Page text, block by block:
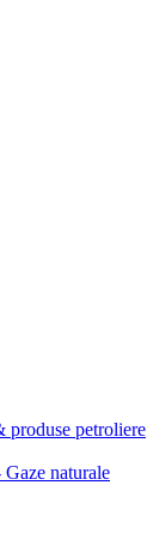
produse petroliere
naturale